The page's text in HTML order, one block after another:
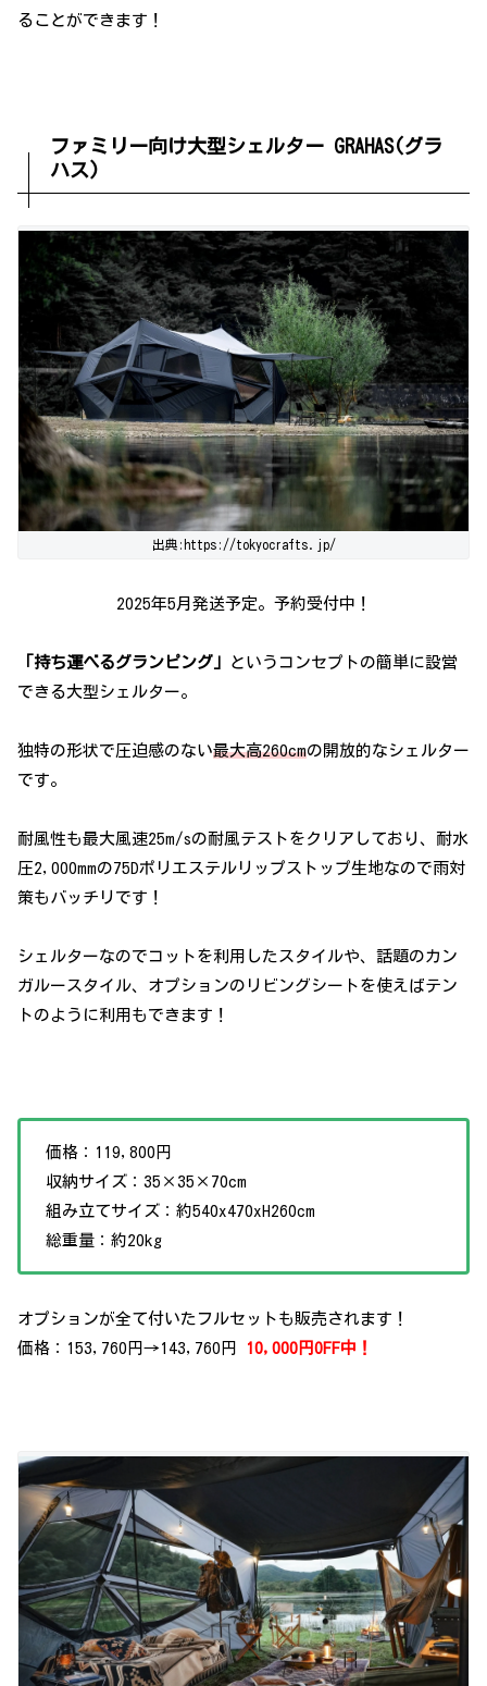
ることができます！
ファミリー向け大型シェルター GRAHAS(グラ
ハス)
出典:https://tokyocrafts.jp/
2025年5月発送予定。予約受付中！
「持ち運べるグランピング」
というコンセプトの簡単に設営
できる大型シェルター。
独特の形状で圧迫感のない最大高260cmの開放的なシェルター
です。
耐風性も最大風速25m/sの耐風テストをクリアしており、耐水
圧2,000mmの75Dポリエステルリップストップ生地なので雨対
策もバッチリです！
シェルターなのでコットを利用したスタイルや、話題のカン
ガルースタイル、オプションのリビングシートを使えばテン
トのように利用もできます！
価格：119,800円
収納サイズ：35×35×70cm
組み立てサイズ：約540x470xH260cm
総重量：約20kg
オプションが全て付いたフルセットも販売されます！
価格：153,760円→ 143,760円 10,000円 OFF中！